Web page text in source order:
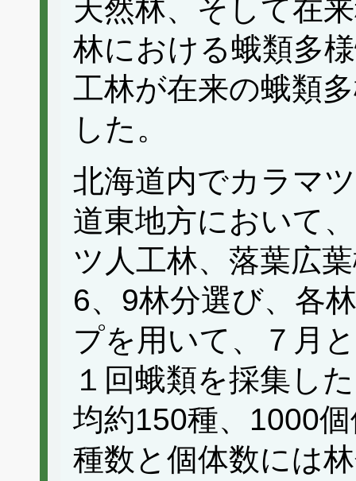
天然林、そして在
林における蛾類多
工林が在来の蛾類
した。
北海道内でカラマ
道東地方において
ツ人工林、落葉広
6、9林分選び、各
プを用いて、７月
１回蛾類を採集し
均約150種、1000
種数と個体数には